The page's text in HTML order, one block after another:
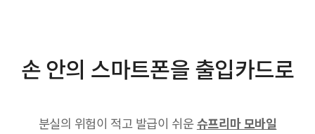
손 안의 스마트폰을 출입카드로
분실의 위험이 적고 발급이 쉬운슈프리마 모바일